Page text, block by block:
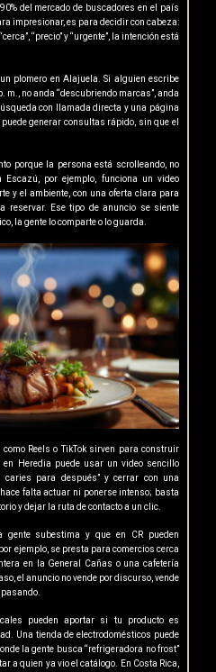
del mercado de buscadores en el país
impresionar, es para decidir con cabeza:
“precio” y “urgente”, la intención está
plomero en Alajuela. Si alguien escribe
m., no anda “descubriendo marcas”, anda
con llamada directa y una página
generar consultas rápido, sin que el
porque la persona está scrolleando, no
por ejemplo, funciona un video
y el ambiente, con una oferta clara para
reservar. Ese tipo de anuncio se siente
la gente lo comparte o lo guarda.
como Reels o TikTok sirven para construir
Heredia puede usar un video sencillo
para después” y cerrar con una
falta actuar ni ponerse intenso; basta
y dejar la ruta de contacto a un clic.
gente subestima y que en CR pueden
ejemplo, se presta para comercios cerca
en la General Cañas o una cafetería
el anuncio no vende por discurso, vende
pueden aportar si tu producto es
Una tienda de electrodomésticos puede
la gente busca “refrigeradora no frost”
a quien ya vio el catálogo. En Costa Rica,